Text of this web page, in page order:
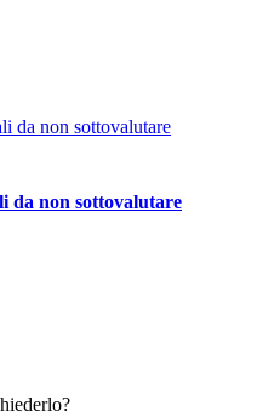
da non sottovalutare